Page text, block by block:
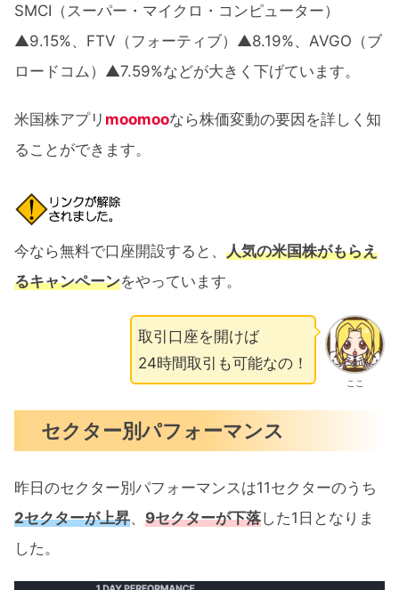
SMCI（スーパー・マイクロ・コンピューター）
▲9.15%、FTV（フォーティブ）▲8.19%、AVGO（ブ
ロードコム）▲7.59%などが大きく下げています。
米国株アプリ moomooなら株価変動の要因を詳しく知
ることができます。
今なら無料で口座開設すると、 人気の米国株がもらえ
るキャンペーンをやっています。
ここ
取引口座を開けば
24時間取引も可能なの！
セクター別パフォーマンス
昨日のセクター別パフォーマンスは11セクターのうち
2セクターが上昇、 9セクターが下落した1日となりま
した。